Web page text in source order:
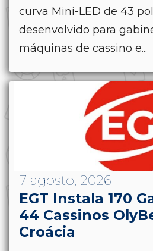
curva Mini-LED de 43
desenvolvido para
máquinas de cassino e...
7 agosto, 2026
EGT Instala 170
44 Cassinos
Croácia